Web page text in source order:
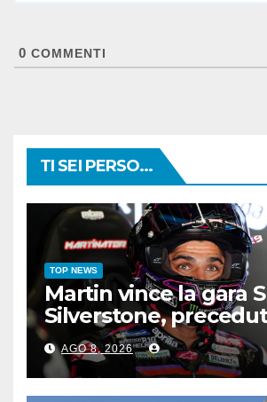
0 COMMENTI
TI SEI PERSO...
TOP NEWS
Martin vince la gara
Silverstone,
e Bezzecchi
AGO 8, 2026